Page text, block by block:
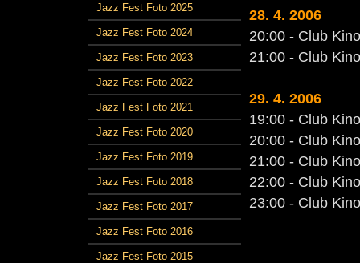
Jazz Fest Foto 2025
Jazz Fest Foto 2024
Jazz Fest Foto 2023
Jazz Fest Foto 2022
Jazz Fest Foto 2021
Jazz Fest Foto 2020
Jazz Fest Foto 2019
Jazz Fest Foto 2018
Jazz Fest Foto 2017
Jazz Fest Foto 2016
Jazz Fest Foto 2015
28. 4. 2006
20:00 - Club
21:00 - Club
29. 4. 2006
19:00 - Club
20:00 - Club
21:00 - Club
22:00 - Club
23:00 - Club